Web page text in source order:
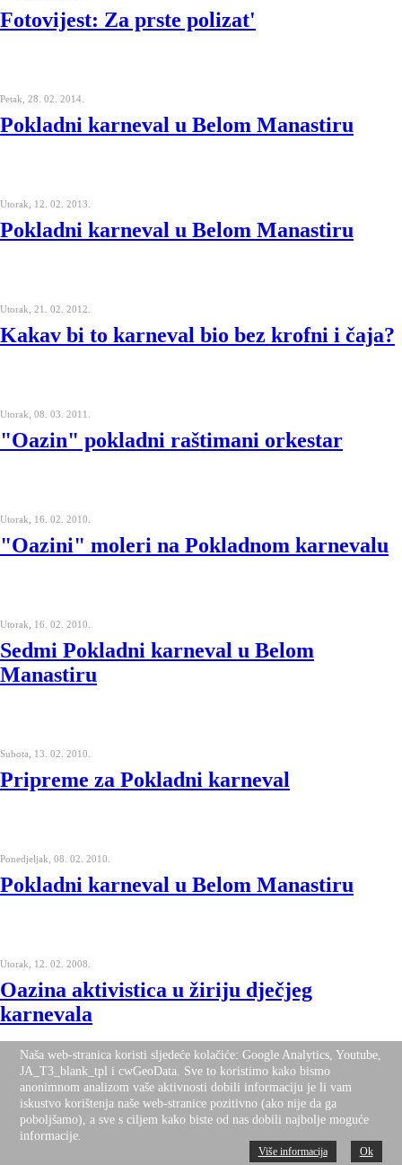
Fotovijest: Za prste polizat'
Petak, 28. 02. 2014.
Pokladni karneval u Belom Manastiru
Utorak, 12. 02. 2013.
Pokladni karneval u Belom Manastiru
Utorak, 21. 02. 2012.
Kakav bi to karneval bio bez krofni i čaja?
Utorak, 08. 03. 2011.
"Oazin" pokladni raštimani orkestar
Utorak, 16. 02. 2010.
"Oazini" moleri na Pokladnom karnevalu
Utorak, 16. 02. 2010.
Sedmi Pokladni karneval u Belom
Manastiru
Subota, 13. 02. 2010.
Pripreme za Pokladni karneval
Ponedjeljak, 08. 02. 2010.
Pokladni karneval u Belom Manastiru
Utorak, 12. 02. 2008.
Oazina aktivistica u žiriju dječjeg
karnevala
Nalazite se ovdje:Naslovnica Novosti
Desktop Version
Naša web-stranica koristi sljedeće kolačiće: Google Analytics, Youtube,
JA_T3_blank_tpl i cwGeoData. Sve to koristimo kako bismo
anonimnom analizom vaše aktivnosti dobili informaciju je li vam
iskustvo korištenja naše web-stranice pozitivno (ako nije da ga
poboljšamo), a sve s ciljem kako biste od nas dobili najbolje moguće
informacije.
Više informacija Ok